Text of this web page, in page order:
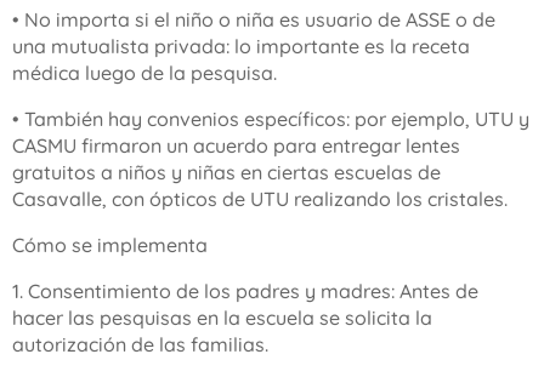
• No importa si el niño o niña es usuario de ASSE o de
una mutualista privada: lo importante es la receta
médica luego de la pesquisa.
• También hay convenios específicos: por ejemplo, UTU y
CASMU firmaron un acuerdo para entregar lentes
gratuitos a niños y niñas en ciertas escuelas de
Casavalle, con ópticos de UTU realizando los cristales.
Cómo se implementa
1. Consentimiento de los padres y madres: Antes de
hacer las pesquisas en la escuela se solicita la
autorización de las familias.